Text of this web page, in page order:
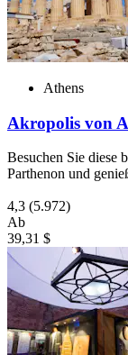
Athens
Akropolis von
Besuchen Sie diese
Parthenon und
4,3 (5.972)
Ab
39,31 $